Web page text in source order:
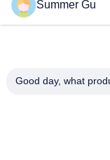
Joindre Des
Summer Gu
Good day, what